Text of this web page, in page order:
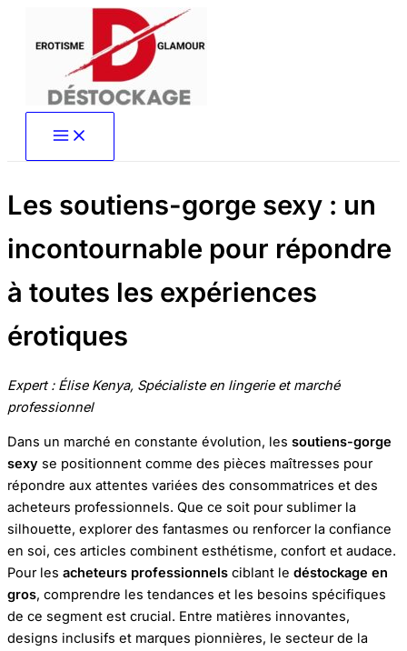
Les soutiens-gorge sexy : un
incontournable pour répondre
à toutes les expériences
érotiques
Expert : Élise Kenya, Spécialiste en lingerie et marché
professionnel
Dans un marché en constante évolution, les soutiens-gorge
sexy se positionnent comme des pièces maîtresses pour
répondre aux attentes variées des consommatrices et des
acheteurs professionnels. Que ce soit pour sublimer la
silhouette, explorer des fantasmes ou renforcer la confiance
en soi, ces articles combinent esthétisme, confort et audace.
Pour les acheteurs professionnels ciblant le déstockage en
gros, comprendre les tendances et les besoins spécifiques
de ce segment est crucial. Entre matières innovantes,
designs inclusifs et marques pionnières, le secteur de la